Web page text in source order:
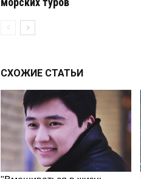
СХОЖИЕ СТАТЬИ